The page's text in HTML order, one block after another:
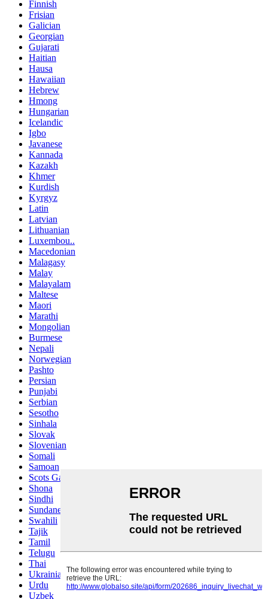
Finnish
Frisian
Galician
Georgian
Gujarati
Haitian
Hausa
Hawaiian
Hebrew
Hmong
Hungarian
Icelandic
Igbo
Javanese
Kannada
Kazakh
Khmer
Kurdish
Kyrgyz
Latin
Latvian
Lithuanian
Luxembou..
Macedonian
Malagasy
Malay
Malayalam
Maltese
Maori
Marathi
Mongolian
Burmese
Nepali
Norwegian
Pashto
Persian
Punjabi
Serbian
Sesotho
Sinhala
Slovak
Slovenian
Somali
Samoan
Scots Gaelic
Shona
Sindhi
Sundanese
Swahili
Tajik
Tamil
Telugu
Thai
Ukrainian
Urdu
Uzbek